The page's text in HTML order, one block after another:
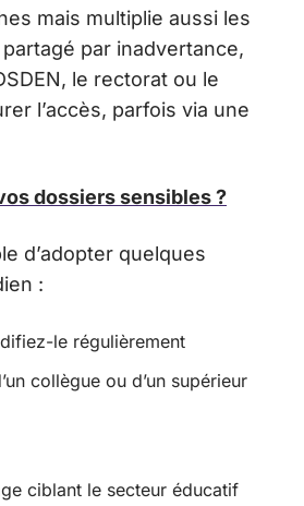
mais multiplie aussi les
par inadvertance,
le rectorat ou le
l’accès, parfois via une
dossiers sensibles ?
d’adopter quelques
:
le régulièrement
collègue ou d’un supérieur
ciblant le secteur éducatif